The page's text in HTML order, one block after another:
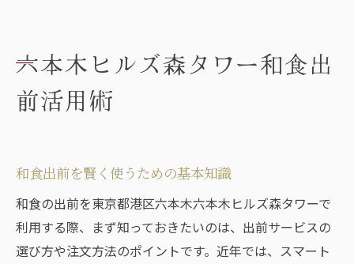
雨の日でも快適な森タワーへの和食デリバリー
体験
雨の日に便利な和食デリバリーの工夫
和食宅配で濡れずにオフィスへ直行可能
雨天時の和食出前受け取りポイント解説
和食を効率良く楽しむ六本木ヒルズの新常識
六本木ヒルズ森タワー和食出
前活用術
和食出前を賢く使うための基本知識
和食の出前を東京都港区六本木六本木ヒルズ森タワーで
利用する際、まず知っておきたいのは、出前サービスの
選び方や注文方法のポイントです。近年では、スマート